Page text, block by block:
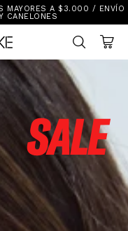
MAYORES A $3.000 / ENVÍO
CANELONES